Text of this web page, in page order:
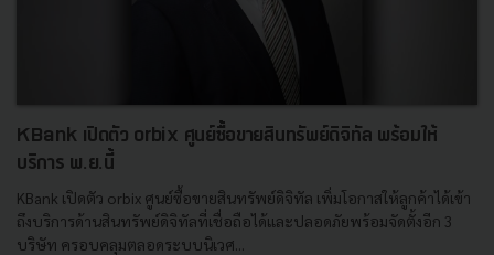
KBank เปิดตัว orbix ศูนย์ซื้อขายสินทรัพย์ดิจิทัล พร้อมให้
บริการ พ.ย.นี้
KBank เปิดตัว orbix ศูนย์ซื้อขายสินทรัพย์ดิจิทัล เพิ่มโอกาสให้ลูกค้าได้เข้า
ถึงบริการด้านสินทรัพย์ดิจิทัลที่เชื่อถือได้และปลอดภัยพร้อมจัดตั้งอีก 3
บริษัท ครอบคลุมตลอดระบบนิเวศ...